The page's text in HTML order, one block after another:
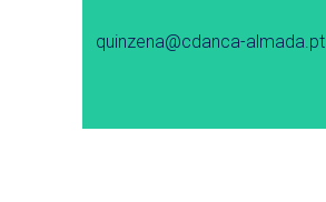
quinzena@cdanca-almada.pt